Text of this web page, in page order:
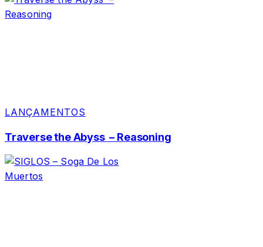
LANÇAMENTOS
Traverse the Abyss – Reasoning